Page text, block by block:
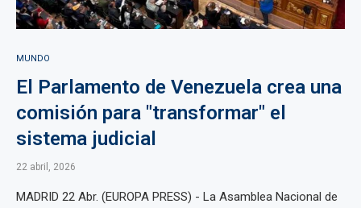
MUNDO
El Parlamento de Venezuela crea una
comisión para "transformar" el
sistema judicial
22 abril, 2026
MADRID 22 Abr. (EUROPA PRESS) - La Asamblea Nacional de